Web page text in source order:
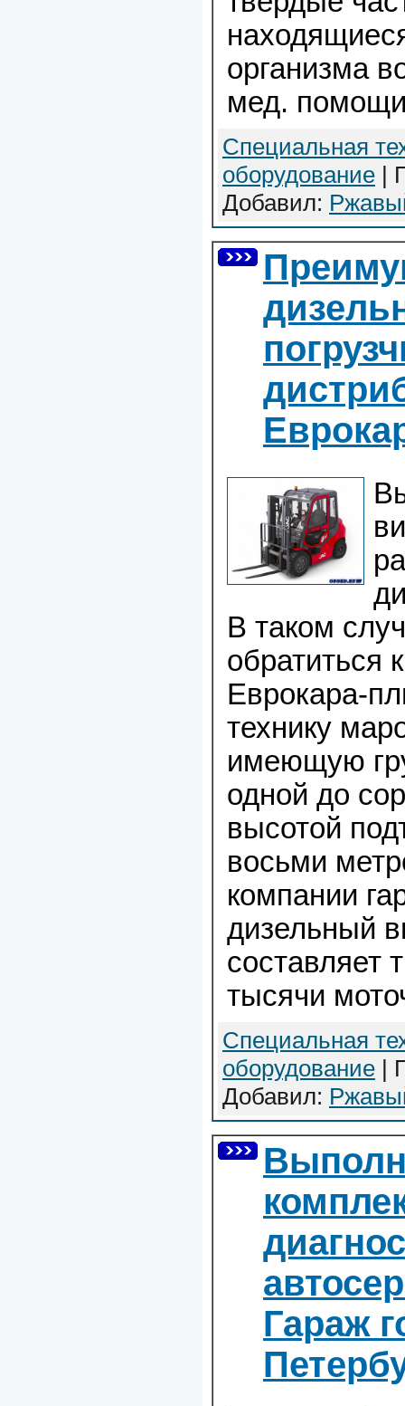
организма
мед.
Специальная
оборудование |
Добавил:
В таком
обратиться
Еврокара-
технику
имеющую
одной до
высотой
восьми
компании
дизельный
составляет
тысячи
Специальная
оборудование |
Добавил:
Гараж